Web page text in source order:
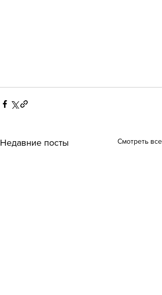
Недавние посты Смотреть все